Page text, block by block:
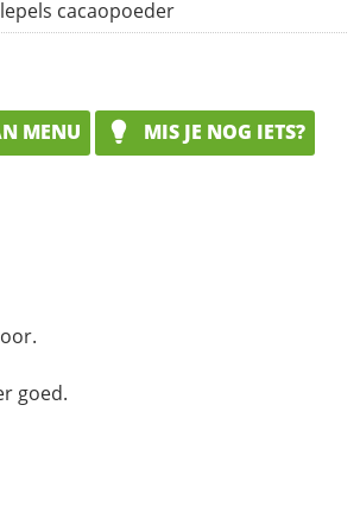
cacaopoeder
MENU MIS JE NOG IETS?
goed.